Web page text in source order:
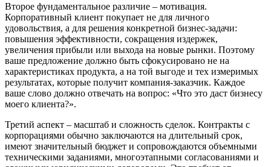
Второе фундаментальное различие – мотивация.
Корпоративный клиент покупает не для личного
удовольствия, а для решения конкретной бизнес-задачи:
повышения эффективности, сокращения издержек,
увеличения прибыли или выхода на новые рынки. Поэтому
ваше предложение должно быть сфокусировано не на
характеристиках продукта, а на той выгоде и тех измеримых
результатах, которые получит компания-заказчик. Каждое
ваше слово должно отвечать на вопрос: «Что это даст бизнесу
моего клиента?».
Третий аспект – масштаб и сложность сделок. Контракты с
корпорациями обычно заключаются на длительный срок,
имеют значительный бюджет и сопровождаются объемными
техническими заданиями, многоэтапными согласованиями и